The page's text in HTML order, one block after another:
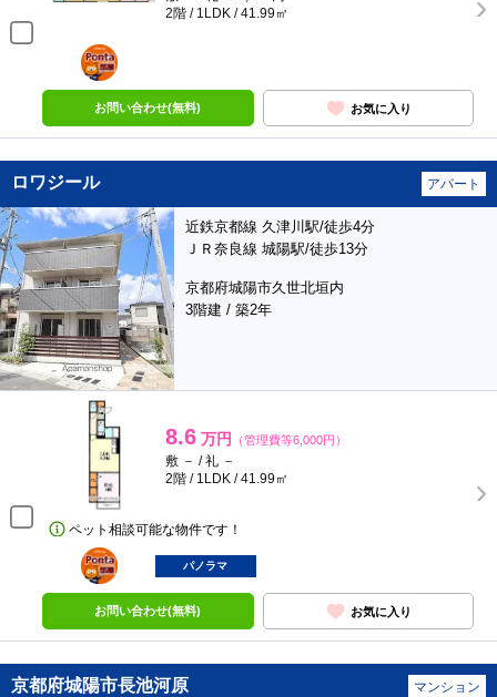
2階 / 1LDK / 41.99㎡
ポンタ
部屋
お問い合わせ(無料) お気に入り
ロワジール アパート
近鉄京都線 久津川駅/徒歩4分
ＪＲ奈良線 城陽駅/徒歩13分
京都府城陽市久世北垣内
3階建 / 築2年
8.6 万円 （管理費等6,000円）
敷 － / 礼 －
2階 / 1LDK / 41.99㎡
ペット相談可能な物件です！
ポンタ
部屋
パノラマ
お問い合わせ(無料) お気に入り
京都府城陽市長池河原 マンション